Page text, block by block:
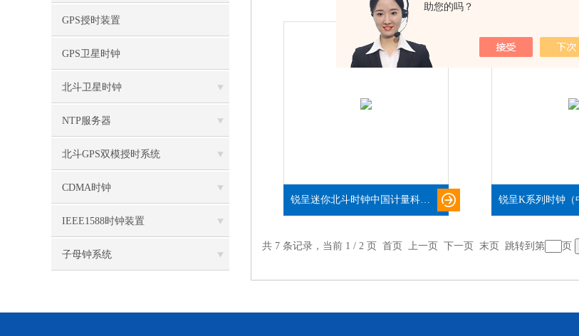
助您的吗？
GPS授时装置
GPS卫星时钟
北斗卫星时钟
NTP服务器
北斗GPS双模授时系统
CDMA时钟
IEEE1588时钟装置
子母钟系统
锐呈迷你北斗时钟中国计量科学研究院检测报告
共 7 条记录，当前 1 / 2 页 首页 上一页 下一页 末页 跳转到第 页